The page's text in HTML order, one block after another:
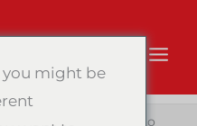
para motores con alto
you might be